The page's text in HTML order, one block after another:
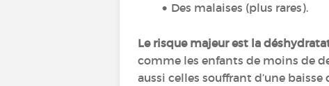
Des malaises (plus rares).
Le risque majeur est la
comme les enfants de moins de
aussi celles souffrant d’une